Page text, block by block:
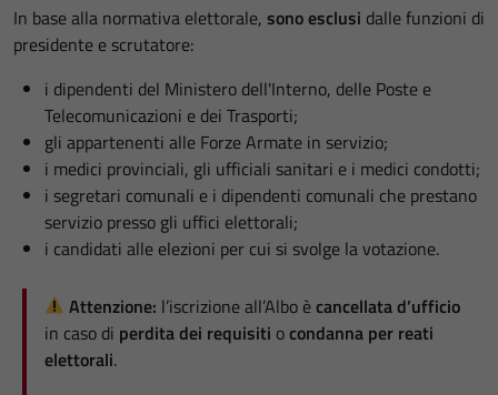
In base alla normativa elettorale, sono esclusi dalle funzioni di
presidente e scrutatore:
i dipendenti del Ministero dell'Interno, delle Poste e
Telecomunicazioni e dei Trasporti;
gli appartenenti alle Forze Armate in servizio;
i medici provinciali, gli ufficiali sanitari e i medici condotti;
i segretari comunali e i dipendenti comunali che prestano
servizio presso gli uffici elettorali;
i candidati alle elezioni per cui si svolge la votazione.
Attenzione: l’iscrizione all’Albo ècancellata d’ufficio
in caso di perdita dei requisiti ocondanna per reati
elettorali.